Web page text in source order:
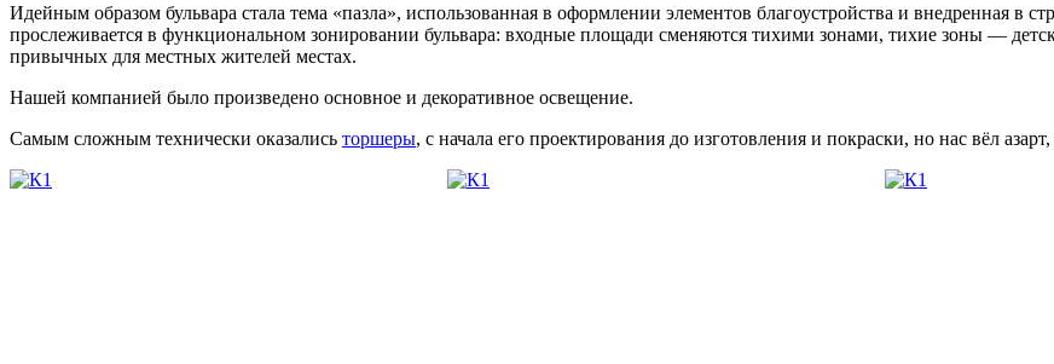
Идейным образом бульвара стала тема «пазла», использованная в оформлении элементов благоустройства и внедренная в
прослеживается в функциональном зонировании бульвара: входные площади сменяются тихими зонами, тихие зоны —
привычных для местных жителей местах.
Нашей компанией было произведено основное и декоративное освещение.
Самым сложным технически оказались торшеры, с начала его проектирования до изготовления и покраски, но нас вёл